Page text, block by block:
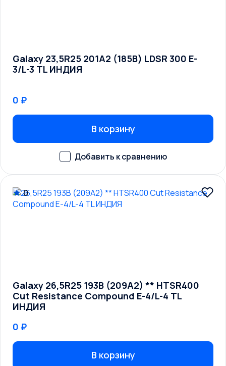
Galaxy 23,5R25 201A2 (185B) LDSR 300 E-
3/L-3 TL ИНДИЯ
0 ₽
В корзину
0
Galaxy 26,5R25 193B (209A2) ** HTSR400
Cut Resistance Compound E-4/L-4 TL
ИНДИЯ
0 ₽
В корзину